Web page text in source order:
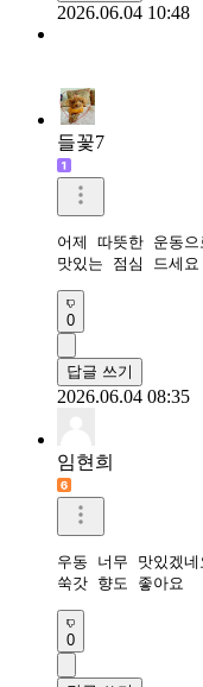
2026.06.04 10:48
들꽃7
어제 따뜻한 운동
맛있는 점심 드세요
0
답글 쓰기
2026.06.04 08:35
임현희
우동 너무 맛있겠네
쑥갓 향도 좋아요
0